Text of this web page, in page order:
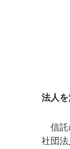
法人
信託
社団